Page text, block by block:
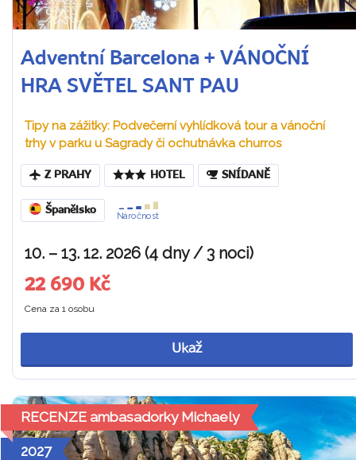
Adventní Barcelona + VÁNOČNÍ
HRA SVĚTEL SANT PAU
Tipy na zážitky: Podvečerní vyhlídková tour a vánoční
trhy v parku u Sagrady či ochutnávka churros
Z PRAHY HOTEL SNÍDANĚ
Španělsko
Náročnost
10. – 13. 12. 2026 (4 dny / 3 noci)
22 690 Kč
Cena za 1 osobu
Ukaž
RECENZE ambasadorky Michaely
2027